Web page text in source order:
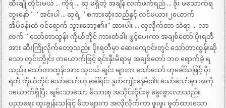
ဆီးချို တိုင်းမယ် … ကိုရဲ … ဆု မရှိတဲ့ အချိန် လက်ဖက်ရည် … ခိုး မသောက်ရ
ဘူးနော် ” ” အင်းပါ … ဆုရဲ့ ” စကားဆုံးသည်နှင့် လင်မယား၂ယောက်
အိပ်ခန်းထဲ ဝင်ရောက် သွားတော့၏။” အားပါး … လှလိုက်တာ သဲရာ … လာ
တက် ” သော်တာထွန်း ကိုယ်တိုင် ကားတံခါး ဖွင့်ပေးကာ အချစ်တော် ပိုးရတီ
အား ဆီးကြိုလိုက်တော့သည်။ ပိုးရတီမှာ ဆေးကျောင်းတွင် သော်တာထွန်းဆို
သော တွင်းဘွိုင်း တယောက်ဖြင့် ရင်းနှီးမိရာမှ အချစ်တော် ဘဝ ရောက်ခဲ့ ရ
သည်။ သော်တာထွန်းအား သူငယ် ချင်း များက သော်သော် ဟုခေါ်သဖြင့် ပိုး
ရတီ ကိုယ်တိုင် သော်သော်ဟု ခေါ်ရင်း နူတ်ကျိုးနေမိ၏။ သော်သော်မှာ အကို
၁ယောက်ရှိပြီး ချမ်းသာသော မိသားစု အသိုင်းဝိုင်းမှ မွေးဖွားလာသည်။
ပညာရေး ထူးချွန်းသဖြင့် မိဘများက အလိုလိုက်ကာ ဖူးဖူး မှုတ်ထားသော